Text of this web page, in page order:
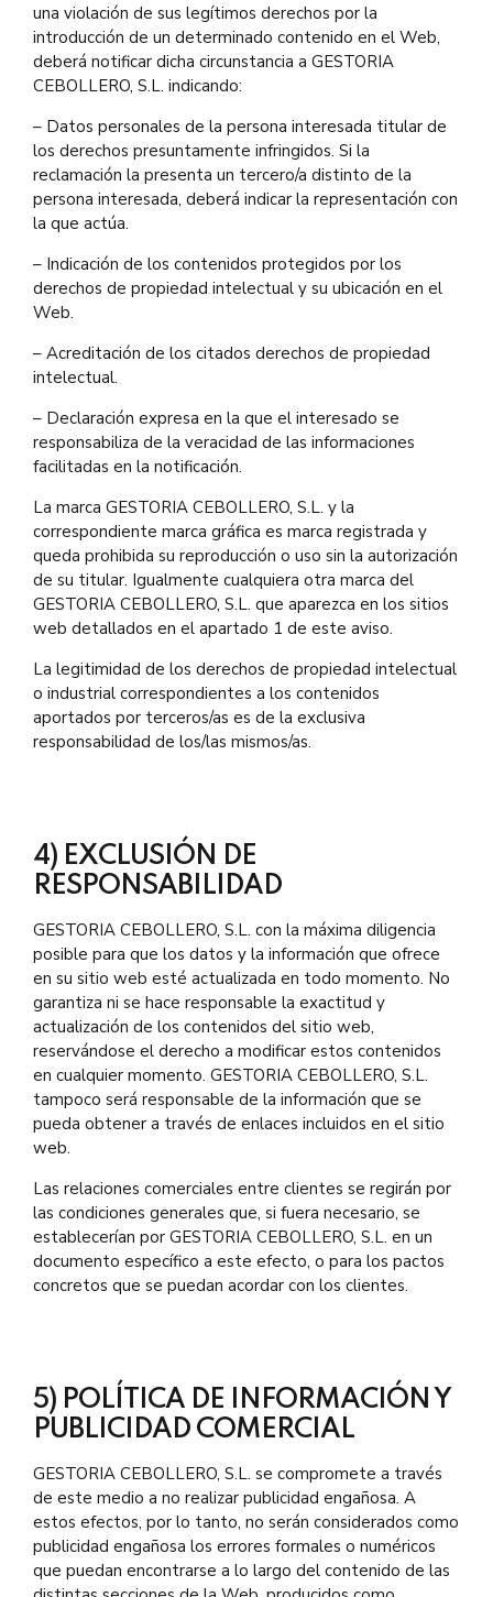
una violación de sus legítimos derechos por la
introducción de un determinado contenido en el Web,
deberá notificar dicha circunstancia a GESTORIA
CEBOLLERO, S.L. indicando:
– Datos personales de la persona interesada titular de
los derechos presuntamente infringidos. Si la
reclamación la presenta un tercero/a distinto de la
persona interesada, deberá indicar la representación con
la que actúa.
– Indicación de los contenidos protegidos por los
derechos de propiedad intelectual y su ubicación en el
Web.
– Acreditación de los citados derechos de propiedad
intelectual.
– Declaración expresa en la que el interesado se
responsabiliza de la veracidad de las informaciones
facilitadas en la notificación.
La marca GESTORIA CEBOLLERO, S.L. y la
correspondiente marca gráfica es marca registrada y
queda prohibida su reproducción o uso sin la autorización
de su titular. Igualmente cualquiera otra marca del
GESTORIA CEBOLLERO, S.L. que aparezca en los sitios
web detallados en el apartado 1 de este aviso.
La legitimidad de los derechos de propiedad intelectual
o industrial correspondientes a los contenidos
aportados por terceros/as es de la exclusiva
responsabilidad de los/las mismos/as.
4) EXCLUSIÓN DE
RESPONSABILIDAD
GESTORIA CEBOLLERO, S.L. con la máxima diligencia
posible para que los datos y la información que ofrece
en su sitio web esté actualizada en todo momento. No
garantiza ni se hace responsable la exactitud y
actualización de los contenidos del sitio web,
reservándose el derecho a modificar estos contenidos
en cualquier momento. GESTORIA CEBOLLERO, S.L.
tampoco será responsable de la información que se
pueda obtener a través de enlaces incluidos en el sitio
web.
Las relaciones comerciales entre clientes se regirán por
las condiciones generales que, si fuera necesario, se
establecerían por GESTORIA CEBOLLERO, S.L. en un
documento específico a este efecto, o para los pactos
concretos que se puedan acordar con los clientes.
5) POLÍTICA DE INFORMACIÓN Y
PUBLICIDAD COMERCIAL
GESTORIA CEBOLLERO, S.L. se compromete a través
de este medio a no realizar publicidad engañosa. A
estos efectos, por lo tanto, no serán considerados como
publicidad engañosa los errores formales o numéricos
que puedan encontrarse a lo largo del contenido de las